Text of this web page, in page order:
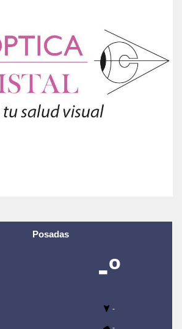
Posadas
-º
-